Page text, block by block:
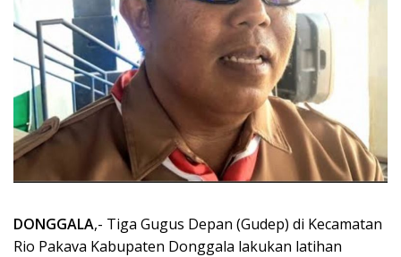
DONGGALA,- Tiga Gugus Depan (Gudep) di Kecamatan
Rio Pakava Kabupaten Donggala lakukan latihan